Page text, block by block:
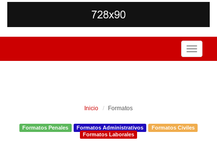
Toggle
Inicio Formatos
Formatos Penales Formatos Administrativos
Formatos Civiles
Formatos Laborales